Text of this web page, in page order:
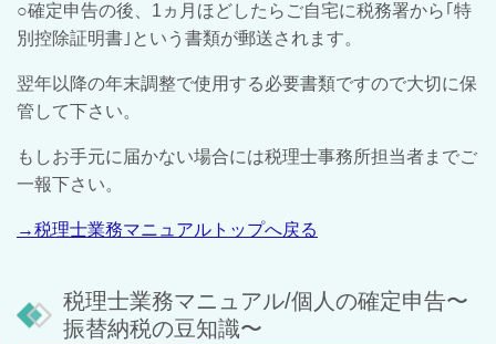
○確定申告の後、1ヵ月ほどしたらご自宅に税務署から｢特
別控除証明書｣という書類が郵送されます。
翌年以降の年末調整で使用する必要書類ですので大切に保
管して下さい。
もしお手元に届かない場合には税理士事務所担当者までご
一報下さい。
→税理士業務マニュアルトップへ戻る
税理士業務マニュアル/個人の確定申告〜
振替納税の豆知識〜